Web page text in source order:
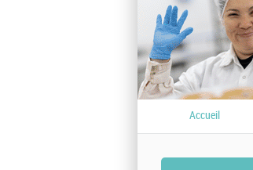
Accueil